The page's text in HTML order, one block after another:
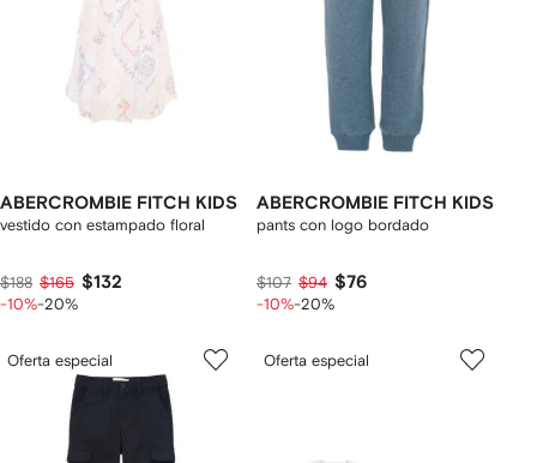
ABERCROMBIE FITCH KIDS
vestido con estampado floral
$188 $165 $132
-10%-20%
ABERCROMBIE FITCH KIDS
pants con logo bordado
$107 $94 $76
-10%-20%
Oferta especial Oferta especial